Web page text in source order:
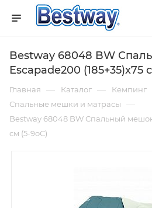
Bestway 68048 BW
Escapade200 (185+35)x75
Главная — Каталог — Кемпинг
Спальные мешки и матрасы —
Bestway 68048 BW Спальный
см (5-9оС)